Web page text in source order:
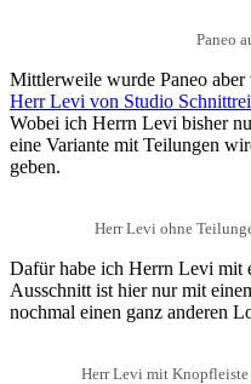
Paneo
Mittlerweile wurde Paneo aber
Herr Levi von Studio
Wobei ich Herrn Levi bisher
eine Variante mit Teilungen
geben.
Herr Levi ohne
Dafür habe ich Herrn Levi mit
Ausschnitt ist hier nur mit
nochmal einen ganz anderen
Herr Levi mit Knopfleiste